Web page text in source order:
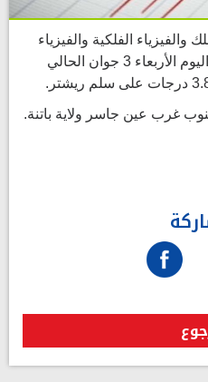
الفلكية والفيزياء
الأرضية بالجزائر، رجّة أرضية، اليوم الأربعاء 3 جوان الحالي